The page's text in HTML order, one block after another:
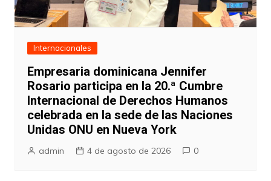
Internacionales
Empresaria dominicana Jennifer
Rosario participa en la 20.ª Cumbre
Internacional de Derechos Humanos
celebrada en la sede de las Naciones
Unidas ONU en Nueva York
admin 4 de agosto de 2026 0